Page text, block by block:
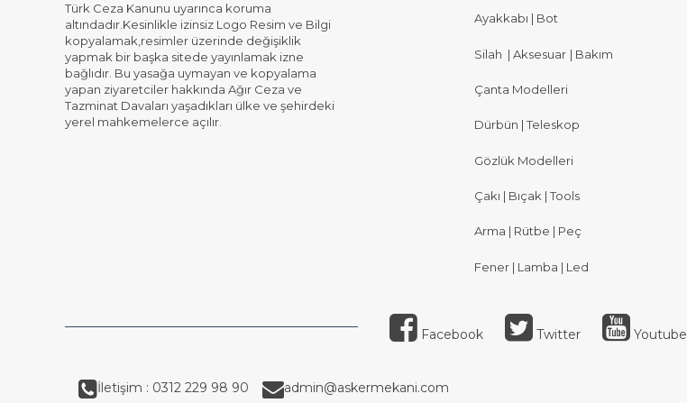
Türk Ceza Kanunu uyarınca koruma
altındadır.Kesinlikle izinsiz Logo Resim ve Bilgi
kopyalamak,resimler üzerinde değişiklik
yapmak bir başka sitede yayınlamak izne
bağlıdır. Bu yasağa uymayan ve kopyalama
yapan ziyaretciler hakkında Ağır Ceza ve
Tazminat Davaları yaşadıkları ülke ve şehirdeki
yerel mahkemelerce açılır.
Ayakkabı | Bot
Silah | Aksesuar | Bakım
Çanta Modelleri
Dürbün | Teleskop
Gözlük Modelleri
Çakı | Bıçak | Tools
Arma | Rütbe | Peç
Fener | Lamba | Led
Facebook Twitter Youtube
İletişim : 0312 229 98 90 admin@askermekani.com